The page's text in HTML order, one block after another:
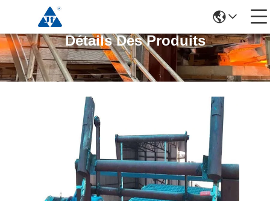
Détails Des Produits